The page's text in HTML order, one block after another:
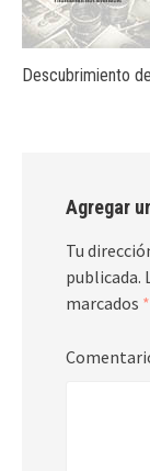
Descubrimiento
Agregar
Tu
publicada.
marcados *